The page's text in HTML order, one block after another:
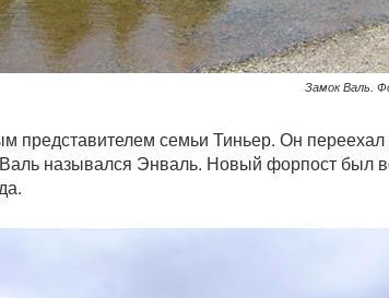
Замок Валь.
семьи Тиньер. Он переехал
назывался Энваль. Новый форпост был